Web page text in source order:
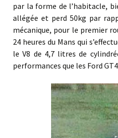
par la forme de l’habitacle,
allégée et perd 50kg par
mécanique, pour le premier
24 heures du Mans qui
le V8 de 4,7 litres de
performances que les Ford